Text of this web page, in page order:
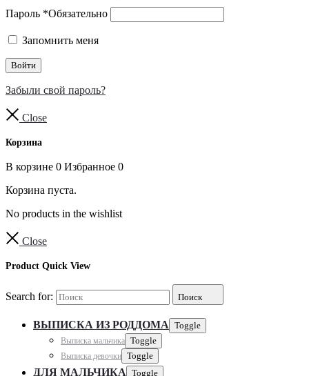
Пароль *Обязательно
Запомнить меня
Войти
Забыли свой пароль?
Close
Корзина
В корзине 0 Избранное 0
Корзина пуста.
No products in the wishlist
Close
Product Quick View
Search for: Поиск
ВЫПИСКА ИЗ РОДДОМА Toggle
Выписка мальчика Toggle
Выписка девочки Toggle
ДЛЯ МАЛЬЧИКА Toggle